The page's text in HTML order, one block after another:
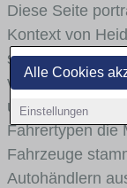
Alle Cookies
Einstellungen
Diese Seite
Kontext von
skizzieren, in
vertreten ist,
und
Fahrertypen die
Fahrzeuge
Autohändlern